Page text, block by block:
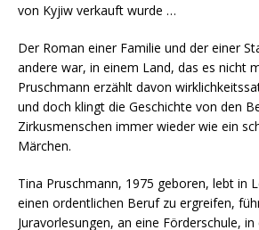
von Kyjiw verkauft wurde …
Der Roman einer Familie und der einer
andere war, in einem Land, das es nicht
Pruschmann erzählt davon
und doch klingt die Geschichte von den
Zirkusmenschen immer wieder wie ein
Märchen.
Tina Pruschmann, 1975 geboren, lebt in
einen ordentlichen Beruf zu ergreifen,
Juravorlesungen, an eine Förderschule,